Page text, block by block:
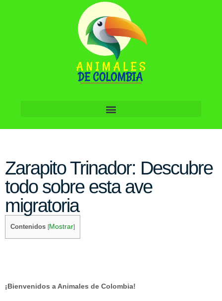
Zarapito Trinador: Descubre
todo sobre esta ave
migratoria
Contenidos [Mostrar]
¡Bienvenidos a Animales de Colombia!